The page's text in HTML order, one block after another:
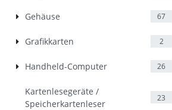
Gehäuse 67
Grafikkarten 2
Handheld-Computer 26
Kartenlesegeräte /
Speicherkartenleser
23